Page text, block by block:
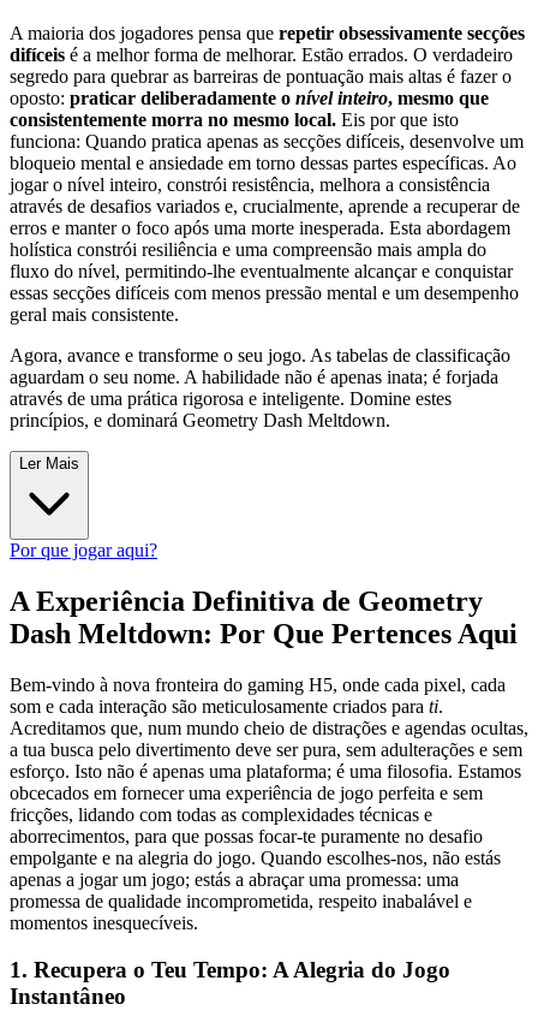
A maioria dos jogadores pensa que repetir obsessivamente secções
difíceis é a melhor forma de melhorar. Estão errados. O verdadeiro
segredo para quebrar as barreiras de pontuação mais altas é fazer o
oposto: praticar deliberadamente o nível inteiro, mesmo que
consistentemente morra no mesmo local. Eis por que isto
funciona: Quando pratica apenas as secções difíceis, desenvolve um
bloqueio mental e ansiedade em torno dessas partes específicas. Ao
jogar o nível inteiro, constrói resistência, melhora a consistência
através de desafios variados e, crucialmente, aprende a recuperar de
erros e manter o foco após uma morte inesperada. Esta abordagem
holística constrói resiliência e uma compreensão mais ampla do
fluxo do nível, permitindo-lhe eventualmente alcançar e conquistar
essas secções difíceis com menos pressão mental e um desempenho
geral mais consistente.
Agora, avance e transforme o seu jogo. As tabelas de classificação
aguardam o seu nome. A habilidade não é apenas inata; é forjada
através de uma prática rigorosa e inteligente. Domine estes
princípios, e dominará Geometry Dash Meltdown.
Ler Mais
Por que jogar aqui?
A Experiência Definitiva de Geometry
Dash Meltdown: Por Que Pertences Aqui
Bem-vindo à nova fronteira do gaming H5, onde cada pixel, cada
som e cada interação são meticulosamente criados para ti.
Acreditamos que, num mundo cheio de distrações e agendas ocultas,
a tua busca pelo divertimento deve ser pura, sem adulterações e sem
esforço. Isto não é apenas uma plataforma; é uma filosofia. Estamos
obcecados em fornecer uma experiência de jogo perfeita e sem
fricções, lidando com todas as complexidades técnicas e
aborrecimentos, para que possas focar-te puramente no desafio
empolgante e na alegria do jogo. Quando escolhes-nos, não estás
apenas a jogar um jogo; estás a abraçar uma promessa: uma
promessa de qualidade incomprometida, respeito inabalável e
momentos inesquecíveis.
1. Recupera o Teu Tempo: A Alegria do Jogo
Instantâneo